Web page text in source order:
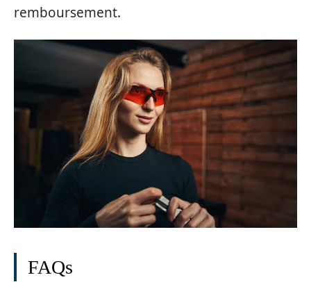
remboursement.
FAQs